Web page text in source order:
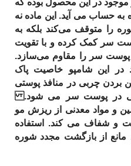
موجود در این محصول بوده که
حساب می آید. این ماده نه
را متوقف می‌کند بلکه به
پوست سر کمک کرده و با تقویت
پوست سر را مقاوم می‌سازد.
در این شامپو خاصیت پاک
بردن چربی در منافذ پوستی
در پوست سر می شود.
و مواد معدنی از ریزش مو
و شفاف می کند. استفاده‌
از بازگشت مجدد شوره